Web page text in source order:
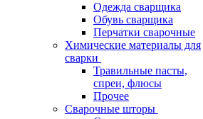
Одежда сварщика
Обувь сварщика
Перчатки сварочные
Химические материалы для
сварки
Травильные пасты,
спреи, флюсы
Прочее
Сварочные шторы